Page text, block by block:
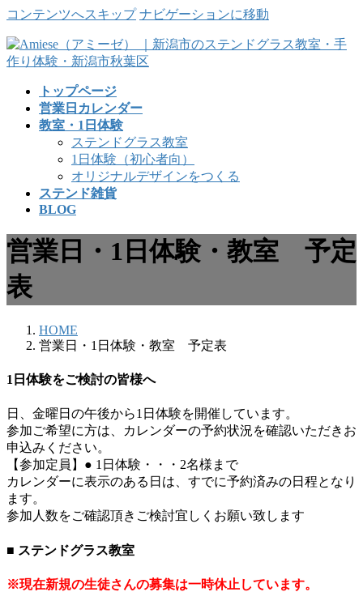
コンテンツへスキップ ナビゲーションに移動
トップページ
営業日カレンダー
教室・1日体験
ステンドグラス教室
1日体験（初心者向）
オリジナルデザインをつくる
ステンド雑貨
BLOG
営業日・1日体験・教室 予定
表
HOME
営業日・1日体験・教室 予定表
1日体験をご検討の皆様へ
日、金曜日の午後から1日体験を開催しています。
参加ご希望に方は、カレンダーの予約状況を確認いただきお
申込みください。
【参加定員】● 1日体験・・・2名様まで
カレンダーに表示のある日は、すでに予約済みの日程となり
ます。
参加人数をご確認頂きご検討宜しくお願い致します
■ ステンドグラス教室
※現在新規の生徒さんの募集は一時休止しています。